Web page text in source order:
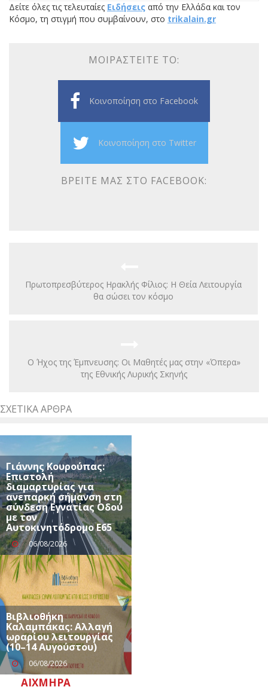
Δείτε όλες τις τελευταίες Ειδήσεις από την Ελλάδα και τον
Κόσμο, τη στιγμή που συμβαίνουν, στο trikalain.gr
ΜΟΙΡΑΣΤΕΊΤΕ ΤΟ:
Κοινοποίηση στο Facebook
Κοινοποίηση στο Twitter
ΒΡΕΊΤΕ ΜΑΣ ΣΤΟ FACEBOOK:
Πρωτοπρεσβύτερος Ηρακλής Φίλιος: Η Θεία Λειτουργία
θα σώσει τον κόσμο
Ο Ήχος της Έμπνευσης: Οι Μαθητές μας στην «Όπερα»
της Εθνικής Λυρικής Σκηνής
ΣΧΕΤΙΚΆ ΆΡΘΡΑ
Γιάννης Κουρούπας:
Επιστολή
διαμαρτυρίας για
ανεπαρκή σήμανση στη
σύνδεση Εγνατίας Οδού
με τον
Αυτοκινητόδρομο Ε65
06/08/2026
Βιβλιοθήκη
Καλαμπάκας: Αλλαγή
ωραρίου λειτουργίας
(10–14 Αυγούστου)
06/08/2026
ΑΙΧΜΗΡΆ